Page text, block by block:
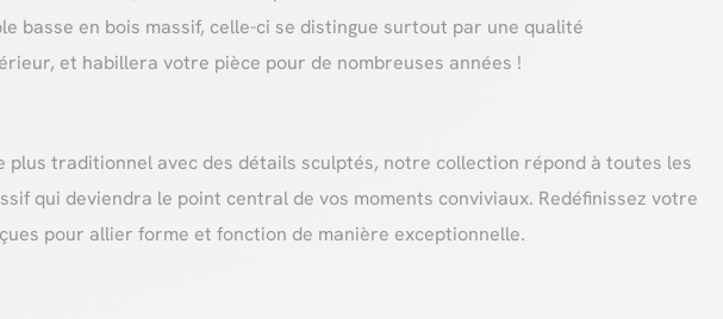
basse en bois massif, celle-ci se distingue surtout par une qualité
et habillera votre pièce pour de nombreuses années !
traditionnel avec des détails sculptés, notre collection répond à toutes les
qui deviendra le point central de vos moments conviviaux. Redéfinissez votre
pour allier forme et fonction de manière exceptionnelle.